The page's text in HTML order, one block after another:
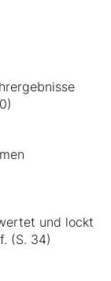
und lockt
(S. 34)